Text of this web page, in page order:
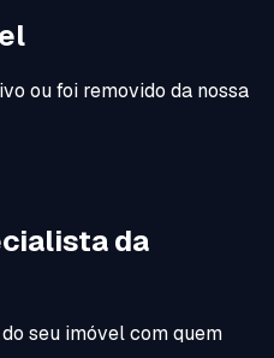
ou foi removido da nossa
da
seu imóvel com quem